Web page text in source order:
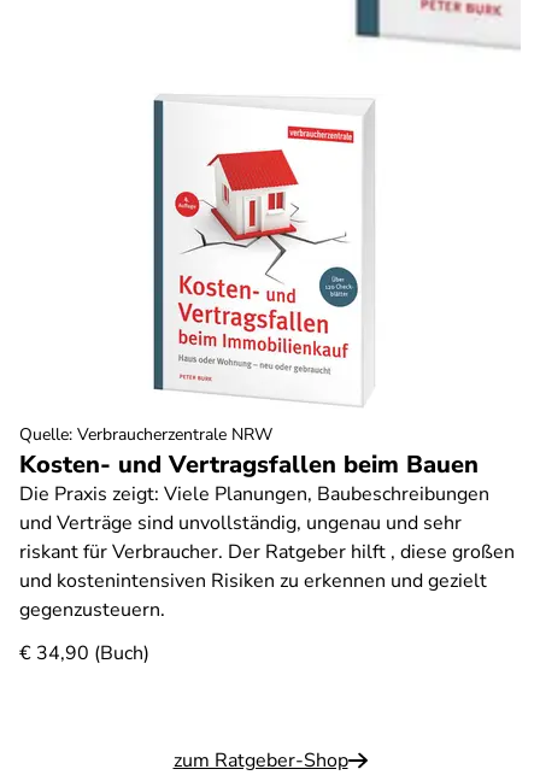
Kosten- und Vertragsfallen beim Bauen
Die Praxis zeigt: Viele Planungen, Baubeschreibungen
und Verträge sind unvollständig, ungenau und sehr
riskant für Verbraucher. Der Ratgeber hilft , diese großen
und kostenintensiven Risiken zu erkennen und gezielt
gegenzusteuern.
€ 34,90 (Buch)
zum Ratgeber-Shop
Quelle: Verbraucherzentrale NRW